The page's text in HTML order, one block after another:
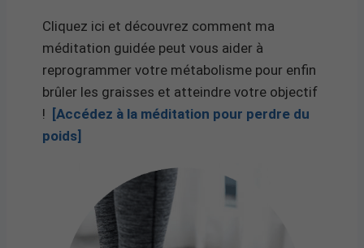
Cliquez ici et découvrez comment ma
méditation guidée peut vous aider à
reprogrammer votre métabolisme pour enfin
brûler les graisses et atteindre votre objectif
! [Accédez à la méditation pour perdre du
poids]